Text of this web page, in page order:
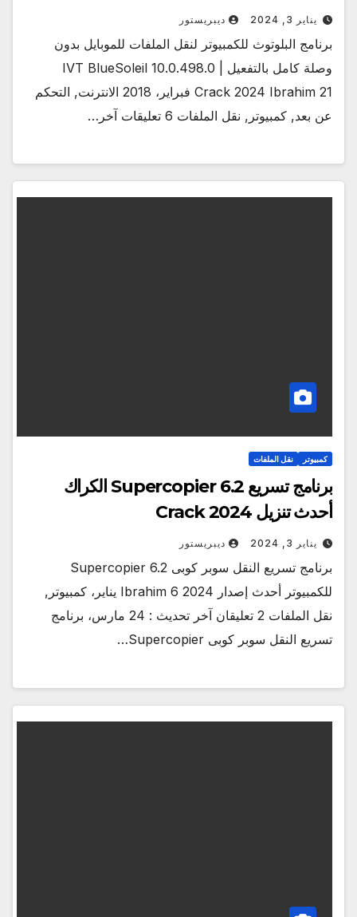
يناير 3, 2024 ديبريستور
برنامج البلوتوث للكمبيوتر لنقل الملفات للموبايل بدون
وصلة كامل بالتفعيل | IVT BlueSoleil 10.0.498.0
Crack 2024 Ibrahim 21 فبراير، 2018 الانترنت, التحكم
عن بعد, كمبيوتر, نقل الملفات 6 تعليقات آخر…
كمبيوتر نقل الملفات
برنامج تسريع Supercopier 6.2 الكراك
أحدث تنزيل Crack 2024
يناير 3, 2024 ديبريستور
برنامج تسريع النقل سوبر كوبى Supercopier 6.2
للكمبيوتر أحدث إصدار 2024 Ibrahim 6 يناير، كمبيوتر,
نقل الملفات 2 تعليقان آخر تحديث : 24 مارس، برنامج
تسريع النقل سوبر كوبى Supercopier…